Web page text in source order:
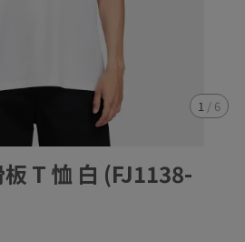
1 / 6
T 恤 白 (FJ1138-